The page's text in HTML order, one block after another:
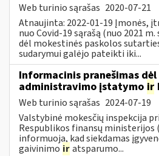
Web turinio sąrašas 2020-07-21
Atnaujinta: 2022-01-19 Įmonės,
nuo Covid-19 sąrašą (nuo 2021 m.
dėl mokestinės paskolos
sudarymui galėjo pateikti iki...
Informacinis pranešimas dėl
administravimo įstatymo ir
Web turinio sąrašas 2024-07-19
Valstybinė mokesčių inspekcija
Respublikos finansų ministerijos
informuoja, kad siekdamas
gaivinimo iratsparumo...